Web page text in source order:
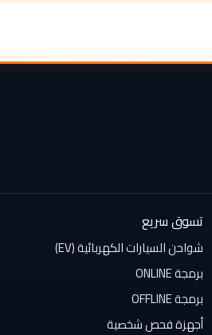
تسوق سريع
شواحن السيارات الكهربائية (EV)
برمجة ONLINE
برمجة OFFLINE
أجهزة فحص شخصية